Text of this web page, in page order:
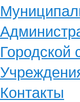
Городской
Контакты